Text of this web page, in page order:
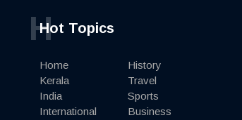
Hot Topics
H
Home
Kerala
India
International
History
Travel
Sports
Business